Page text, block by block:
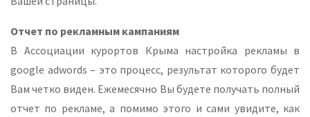
Отчет по рекламным кампаниям
В Ассоциации курортов Крыма настройка рекламы в
google adwords – это процесс, результат которого будет
Вам четко виден. Ежемесячно Вы будете получать полный
отчет по рекламе, а помимо этого и сами увидите, как